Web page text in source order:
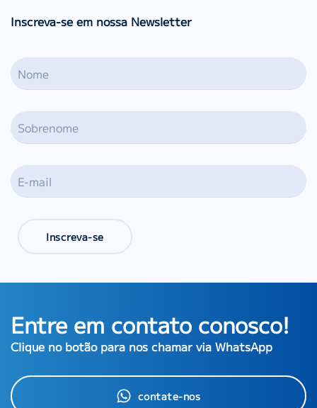
Inscreva-se em nossa Newsletter
Inscreva-se
Entre em contato conosco!
Clique no botão para nos chamar via WhatsApp
contate-nos